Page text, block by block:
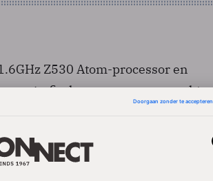
Z530 Atom-processor en
een grafische processor verwerkt
de grafisch prestaties van de
is standaard voorzien van een SIM-
netwerken. De Finse producent
lang van voldoende stroom kan